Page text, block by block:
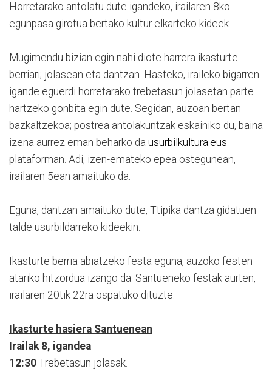
Horretarako antolatu dute igandeko, irailaren 8ko
egunpasa girotua bertako kultur elkarteko kideek.
Mugimendu bizian egin nahi diote harrera ikasturte
berriari; jolasean eta dantzan. Hasteko, iraileko bigarren
igande eguerdi horretarako trebetasun jolasetan parte
hartzeko gonbita egin dute. Segidan, auzoan bertan
bazkaltzekoa; postrea antolakuntzak eskainiko du, baina
izena aurrez eman beharko da usurbilkultura.eus
plataforman. Adi, izen-emateko epea ostegunean,
irailaren 5ean amaituko da.
Eguna, dantzan amaituko dute, Ttipika dantza gidatuen
talde usurbildarreko kideekin.
Ikasturte berria abiatzeko festa eguna, auzoko festen
atariko hitzordua izango da. Santueneko festak aurten,
irailaren 20tik 22ra ospatuko dituzte.
Ikasturte hasiera Santuenean
Irailak 8, igandea
12:30 Trebetasun jolasak.